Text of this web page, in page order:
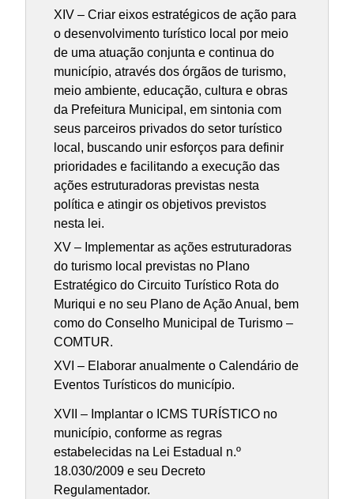
XIV – Criar eixos estratégicos de ação para
o desenvolvimento turístico local por meio
de uma atuação conjunta e continua do
município, através dos órgãos de turismo,
meio ambiente, educação, cultura e obras
da Prefeitura Municipal, em sintonia com
seus parceiros privados do setor turístico
local, buscando unir esforços para definir
prioridades e facilitando a execução das
ações estruturadoras previstas nesta
política e atingir os objetivos previstos
nesta lei.
XV – Implementar as ações estruturadoras
do turismo local previstas no Plano
Estratégico do Circuito Turístico Rota do
Muriqui e no seu Plano de Ação Anual, bem
como do Conselho Municipal de Turismo –
COMTUR.
XVI – Elaborar anualmente o Calendário de
Eventos Turísticos do município.
XVII – Implantar o ICMS TURÍSTICO no
município, conforme as regras
estabelecidas na Lei Estadual n.º
18.030/2009 e seu Decreto
Regulamentador.